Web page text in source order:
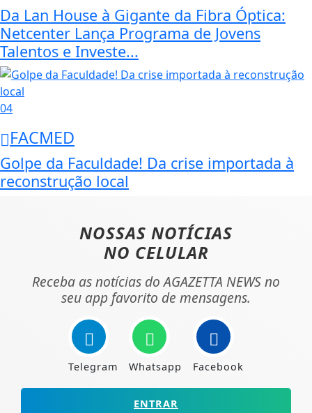
Da Lan House à Gigante da Fibra Óptica:
Netcenter Lança Programa de Jovens
Talentos e Investe...
04
FACMED
Golpe da Faculdade! Da crise importada à
reconstrução local
NOSSAS NOTÍCIAS
NO CELULAR
Receba as notícias do AGAZETTA NEWS no
seu app favorito de mensagens.
Telegram Whatsapp Facebook
ENTRAR